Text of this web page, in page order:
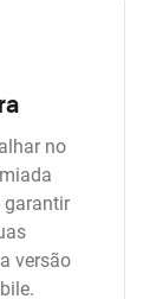
no
versão